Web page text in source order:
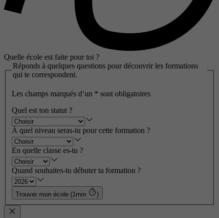
Quelle école est faite pour toi ?
Réponds à quelques questions pour découvrir les formations
qui te correspondent.
Les champs marqués d’un * sont obligatoires
Quel est ton statut ?
À quel niveau seras-tu pour cette formation ?
En quelle classe es-tu ?
Quand souhaites-tu débuter ta formation ?
Trouver mon école (1min )